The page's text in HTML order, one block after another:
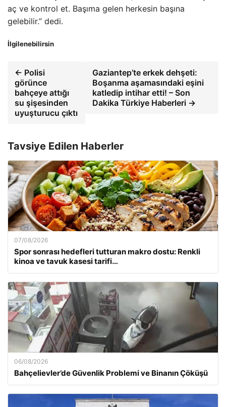
aç ve kontrol et. Başıma gelen herkesin başına
gelebilir.” dedi.
İlgilenebilirsin
← Polisi
görünce
bahçeye attığı
su şişesinden
uyuşturucu çıktı
Gaziantep’te erkek dehşeti:
Boşanma aşamasındaki eşini
katledip intihar etti! – Son
Dakika Türkiye Haberleri →
Tavsiye Edilen Haberler
07/08/2026
Spor sonrası hedefleri tutturan makro dostu: Renkli
kinoa ve tavuk kasesi tarifi…
06/08/2026
Bahçelievler’de Güvenlik Problemi ve Binanın Çöküşü